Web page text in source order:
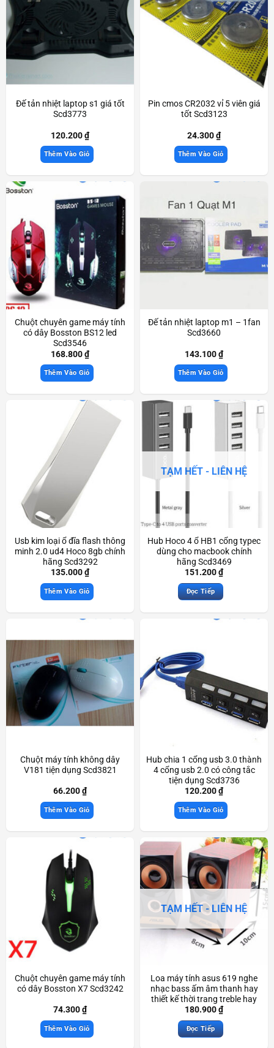
Đế tản nhiệt laptop s1 giá tốt
Scd3773
120.200₫
Thêm Vào Giỏ
Pin cmos CR2032 vỉ 5 viên giá
tốt Scd3123
24.300₫
Thêm Vào Giỏ
Chuột chuyên game máy tính
có dây Bosston BS12 led
Scd3546
168.800₫
Thêm Vào Giỏ
Đế tản nhiệt laptop m1 – 1fan
Scd3660
143.100₫
Thêm Vào Giỏ
Usb kim loại ổ đĩa flash thông
minh 2.0 ud4 Hoco 8gb chính
hãng Scd3292
135.000₫
Thêm Vào Giỏ
TẠM HẾT - LIÊN HỆ
Hub Hoco 4 ổ HB1 cổng typec
dùng cho macbook chính
hãng Scd3469
151.200₫
Đọc Tiếp
Chuột máy tính không dây
V181 tiện dụng Scd3821
66.200₫
Thêm Vào Giỏ
Hub chia 1 cổng usb 3.0 thành
4 cổng usb 2.0 có công tắc
tiện dụng Scd3736
120.200₫
Thêm Vào Giỏ
Chuột chuyên game máy tính
có dây Bosston X7 Scd3242
74.300₫
Thêm Vào Giỏ
TẠM HẾT - LIÊN HỆ
Loa máy tính asus 619 nghe
nhạc bass ấm âm thanh hay
thiết kế thời trang treble hay
Scd3830
180.900₫
Đọc Tiếp